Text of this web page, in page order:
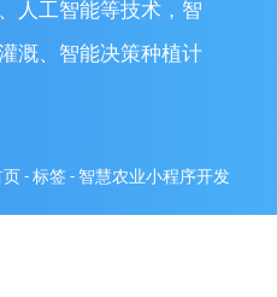
人工智能等技术，智
溉、智能决策种植计
页 -标签 - 智慧农业小程序开发